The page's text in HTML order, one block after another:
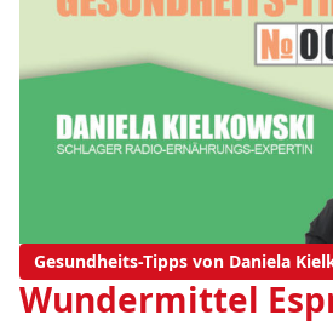
Gesundheits-Tipps von Daniela
Wundermittel